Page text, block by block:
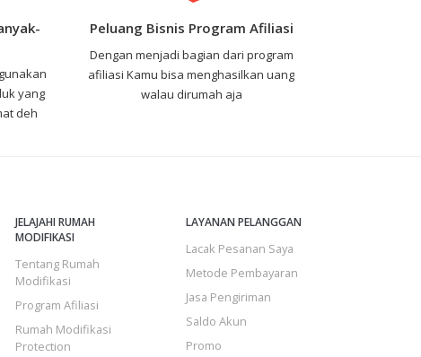
yang
deh
Peluang Bisnis Program Afiliasi
Dengan menjadi bagian dari program
afiliasi Kamu bisa menghasilkan uang
walau dirumah aja
JELAJAHI RUMAH
MODIFIKASI
Tentang Rumah
Modifikasi
Program Afiliasi
Rumah Modifikasi
Protection
LAYANAN PELANGGAN
Lacak Pesanan Saya
Metode Pembayaran
Jasa Pengiriman
Saldo Akun
Promo